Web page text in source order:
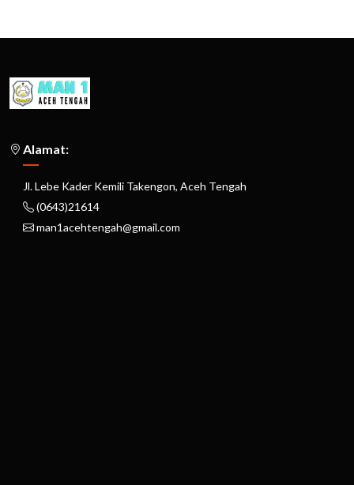
Alamat:
Jl. Lebe Kader Kemili Takengon, Aceh Tengah
(0643)21614
man1acehtengah@gmail.com